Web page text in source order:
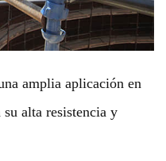
amplia aplicación en
alta resistencia y